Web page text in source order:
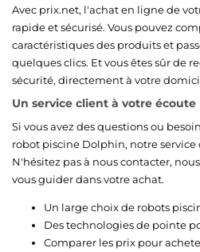
Avec prix.net, l'achat en ligne de
rapide et sécurisé. Vous pouvez
caractéristiques des produits et
quelques clics. Et vous êtes sûr de
sécurité, directement à votre
Un service client à votre écoute
Si vous avez des questions ou
robot piscine Dolphin, notre service
N'hésitez pas à nous contacter,
vous guider dans votre achat.
Un large choix de robots
Des technologies de pointe
Comparer les prix pour